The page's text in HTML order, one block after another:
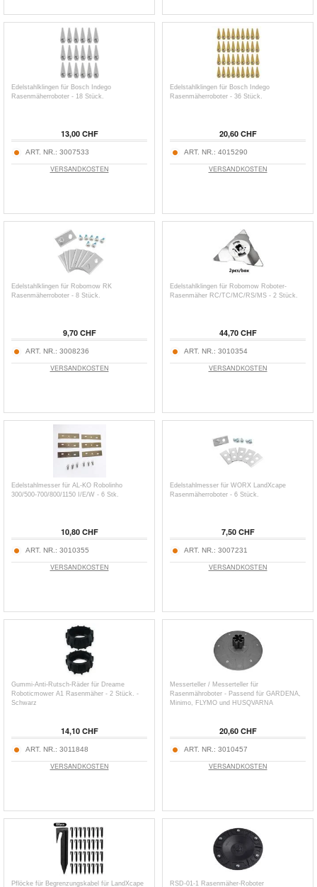
Edelstahlklingen für Bosch Indego
Rasenmäherroboter - 18 Stück.
13,00 CHF
ART. NR.: 3007533
VERSANDKOSTEN
Edelstahlklingen für Bosch Indego
Rasenmäherroboter - 36 Stück.
20,60 CHF
ART. NR.: 4015290
VERSANDKOSTEN
Edelstahlklingen für Robomow RK
Rasenmäherroboter - 8 Stück.
9,70 CHF
ART. NR.: 3008236
VERSANDKOSTEN
Edelstahlklingen für Robomow Roboter-
Rasenmäher RC/TC/MC/RS/MS - 2 Stück.
44,70 CHF
ART. NR.: 3010354
VERSANDKOSTEN
Edelstahlmesser für AL-KO Robolinho
300/500-700/800/1150 I/E/W - 6 Stk.
10,80 CHF
ART. NR.: 3010355
VERSANDKOSTEN
Edelstahlmesser für WORX LandXcape
Rasenmäherroboter - 6 Stück.
7,50 CHF
ART. NR.: 3007231
VERSANDKOSTEN
Gummi-Anti-Rutsch-Räder für Dreame
Roboticmower A1 Rasenmäher - 2 Stück. -
Schwarz
14,10 CHF
ART. NR.: 3011848
VERSANDKOSTEN
Messerteller / Messerteller für
Rasenmähroboter - Passend für GARDENA,
Minimo, FLYMO und HUSQVARNA
20,60 CHF
ART. NR.: 3010457
VERSANDKOSTEN
Pflöcke für Begrenzungskabel für LandXcape
RSD-01-1 Rasenmäher-Roboter